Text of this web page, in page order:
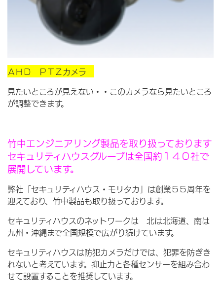
ＡＨＤ ＰＴＺカメラ
見たいところが見えない・・このカメラなら見たいところ
が調整できます。
竹中エンジニアリング製品を取り扱っております
セキュリティハウスグループは全国約１４０社で
展開しています。
弊社「セキュリティハウス・モリタカ」は創業５５周年を
迎えており、竹中製品も取り扱っております。
セキュリティハウスのネットワークは 北は北海道、南は
九州・沖縄まで全国規模で広がり続けています。
セキュリティハウスは防犯カメラだけでは、犯罪を防ぎき
れないと考えています。抑止力と各種センサーを組み合わ
せて設置することを推奨しています。